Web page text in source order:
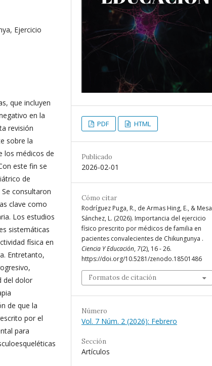
Ejercicio
que incluyen
en la
revisión
sobre la
los médicos de
este fin se
de
consultaron
clave como
Los estudios
sistemáticas
física en
Entretanto,
del dolor
de que la
por el
para
PDF HTML
Publicado
2026-02-01
Cómo citar
Rodríguez Puga, R., de Armas Hing, E., & Mesa
Sánchez, L. (2026). Importancia del ejercicio
físico prescrito por médicos de familia en
pacientes convalecientes de Chikungunya .
Ciencia Y Educación, 7(2), 16 - 26.
https://doi.org/10.5281/zenodo.18501486
Formatos de citación
Número
Vol. 7 Núm. 2 (2026): Febrero
Sección
Artículos